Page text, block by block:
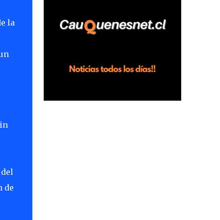
la
de
en el sector Dollimbuta, comuna de
Pelluhue. Allí, mientras se encontraba junto
plantación de frutillas, habría sostenido una